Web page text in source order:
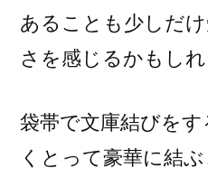
あることも少しだ
さを感じるかもしれ
袋帯で文庫結びを
くとって豪華に結